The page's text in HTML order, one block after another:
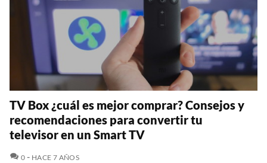
TV Box ¿cuál es mejor comprar? Consejos y
recomendaciones para convertir tu
televisor en un Smart TV
0 COMENTARIOS
HACE 7 AÑOS